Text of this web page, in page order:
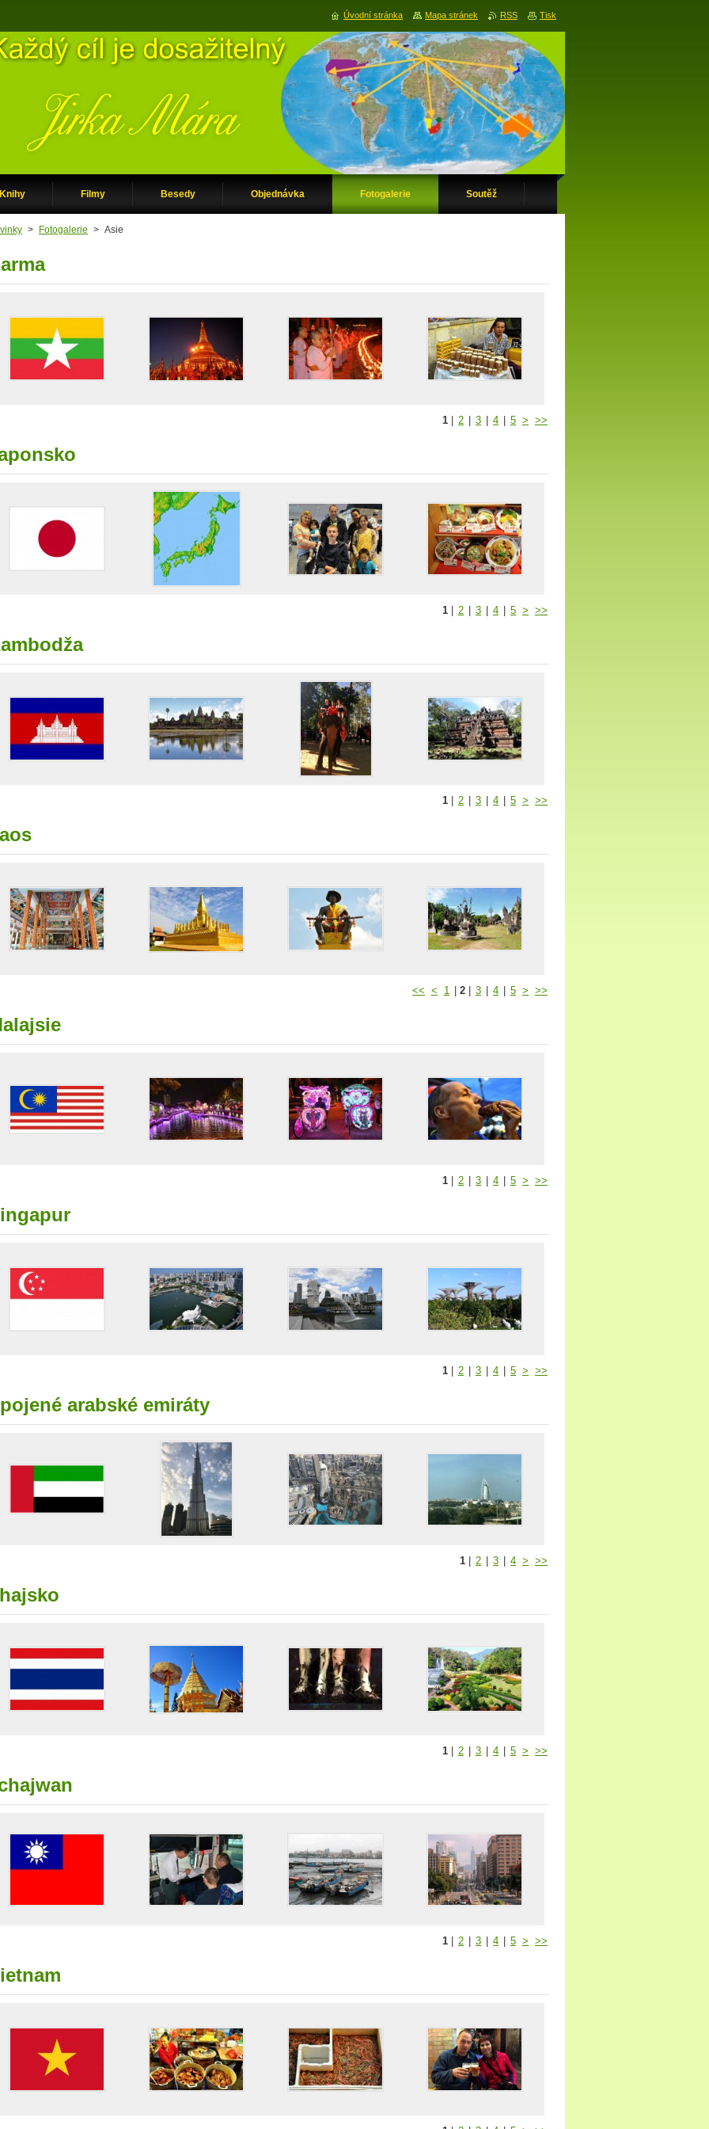
Knihy Filmy Besedy Objednávka Fotogalerie Soutěž
> Fotogalerie > Asie
1 2 3 4 5 > >>
1 2 3 4 5 > >>
1 2 3 4 5 > >>
<< < 1 2 3 4 5 > >>
1 2 3 4 5 > >>
1 2 3 4 5 > >>
arabské emiráty
1 2 3 4 > >>
1 2 3 4 5 > >>
1 2 3 4 5 > >>
Úvodní stránka Mapa stránek RSS Tisk